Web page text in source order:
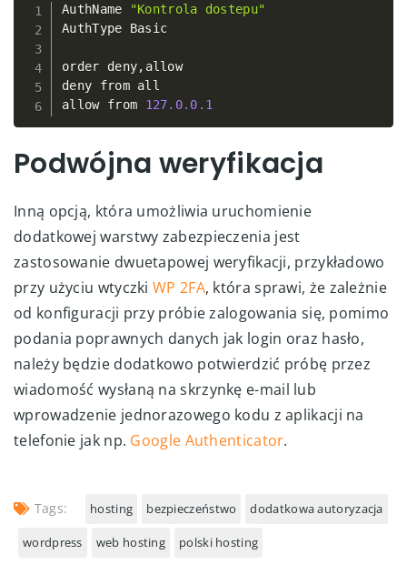
AuthName
"Kontrola dostepu"
AuthType Basic
order deny, allow
deny from all
allow from 127.0.0 .1
Podwójna weryfikacja
Inną opcją, która umożliwia uruchomienie
dodatkowej warstwy zabezpieczenia jest
zastosowanie dwuetapowej weryfikacji, przykładowo
przy użyciu wtyczki WP 2FA, która sprawi, że zależnie
od konfiguracji przy próbie zalogowania się, pomimo
podania poprawnych danych jak login oraz hasło,
należy będzie dodatkowo potwierdzić próbę przez
wiadomość wysłaną na skrzynkę e-mail lub
wprowadzenie jednorazowego kodu z aplikacji na
telefonie jak np. Google Authenticator.
Tags: hosting bezpieczeństwo dodatkowa autoryzacja
wordpress web hosting polski hosting